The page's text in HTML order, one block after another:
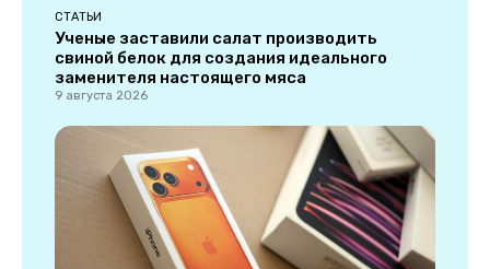
СТАТЬИ
Ученые заставили салат производить
свиной белок для создания идеального
заменителя настоящего мяса
9 августа 2026